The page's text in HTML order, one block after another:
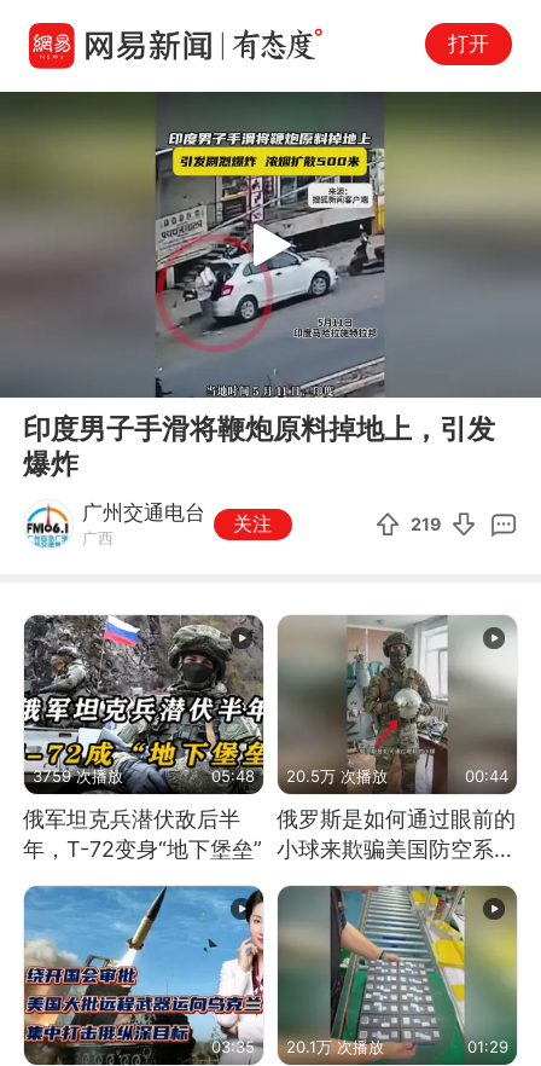
打开
Play
印度男子手滑将鞭炮原料掉地上，引发
爆炸
广州交通电台
广西
关注 219
3759 次播放 05:48
俄军坦克兵潜伏敌后半
年，T-72变身“地下堡垒”
20.5万 次播放 00:44
俄罗斯是如何通过眼前的
小球来欺骗美国防空系统
的
03:35 20.1万 次播放 01:29